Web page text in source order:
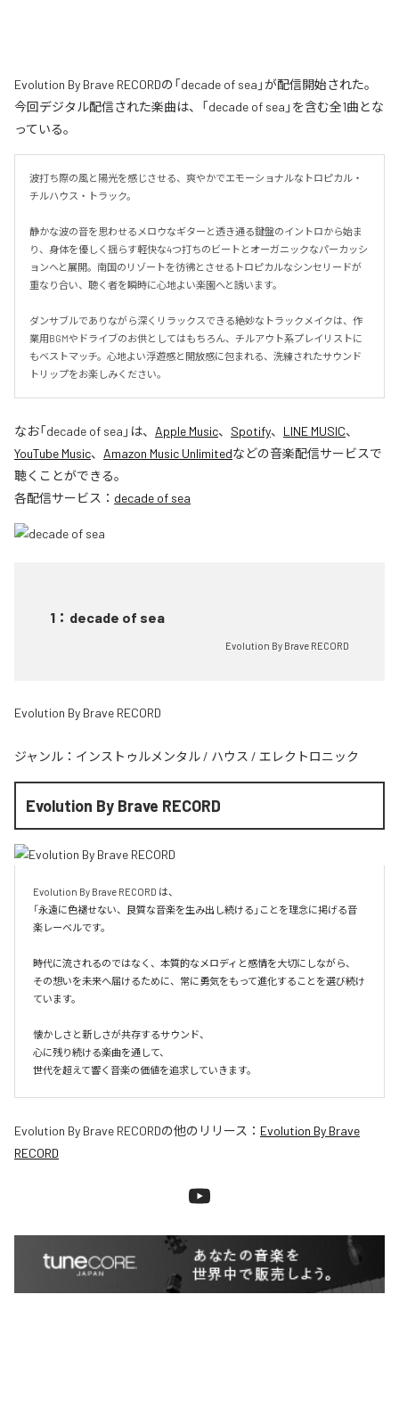
Evolution By Brave RECORDの「decade of sea」が配信開始された。
今回デジタル配信された楽曲は、「decade of sea」を含む全1曲とな
っている。
波打ち際の風と陽光を感じさせる、爽やかでエモーショナルなトロピカル・
チルハウス・トラック。
静かな波の音を思わせるメロウなギターと透き通る鍵盤のイントロから始ま
り、身体を優しく揺らす軽快な4つ打ちのビートとオーガニックなパーカッシ
ョンへと展開。南国のリゾートを彷彿とさせるトロピカルなシンセリードが
重なり合い、聴く者を瞬時に心地よい楽園へと誘います。
ダンサブルでありながら深くリラックスできる絶妙なトラックメイクは、作
業用BGMやドライブのお供としてはもちろん、チルアウト系プレイリストに
もベストマッチ。心地よい浮遊感と開放感に包まれる、洗練されたサウンド
トリップをお楽しみください。
なお「decade of sea 」は、 Apple Music、 Spotify、 LINE MUSIC、
YouTube Music、 Amazon Music Unlimitedなどの音楽配信サービスで
聴くことができる。
各配信サービス： decade of sea
1 ： decade of sea
Evolution By Brave RECORD
Evolution By Brave RECORD
ジャンル： インストゥルメンタル / ハウス / エレクトロニック
Evolution By Brave RECORD
Evolution By Brave RECORD は、
「永遠に色褪せない、良質な音楽を生み出し続ける」ことを理念に掲げる音
楽レーベルです。
時代に流されるのではなく、本質的なメロディと感情を大切にしながら、
その想いを未来へ届けるために、常に勇気をもって進化することを選び続け
ています。
懐かしさと新しさが共存するサウンド、
心に残り続ける楽曲を通して、
世代を超えて響く音楽の価値を追求していきます。
Evolution By Brave RECORDの他のリリース： Evolution By Brave
RECORD